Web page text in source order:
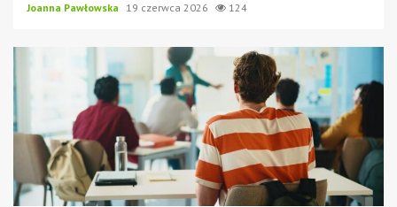
Joanna Pawłowska 19 czerwca 2026 124